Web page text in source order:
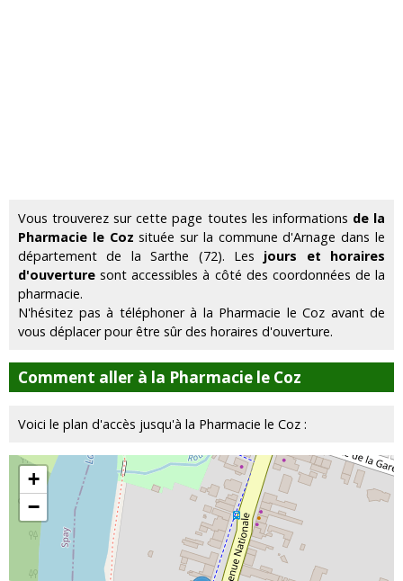
Vous trouverez sur cette page toutes les informations de la
Pharmacie le Coz située sur la commune d'Arnage dans le
département de la Sarthe (72). Les jours et horaires
d'ouverture sont accessibles à côté des coordonnées de la
pharmacie.
N'hésitez pas à téléphoner à la Pharmacie le Coz avant de
vous déplacer pour être sûr des horaires d'ouverture.
Comment aller à la Pharmacie le Coz
Voici le plan d'accès jusqu'à la Pharmacie le Coz :
+
−